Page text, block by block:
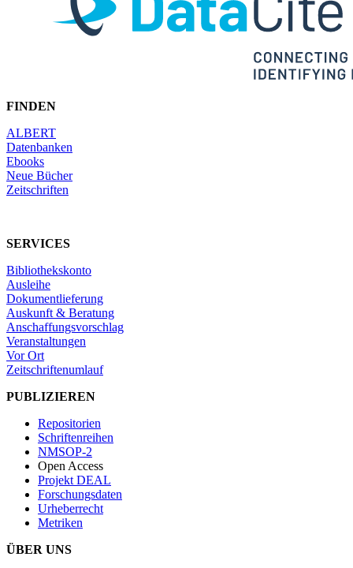
FINDEN
ALBERT
Datenbanken
Ebooks
Neue Bücher
Zeitschriften
SERVICES
Bibliothekskonto
Ausleihe
Dokumentlieferung
Auskunft & Beratung
Anschaffungsvorschlag
Veranstaltungen
Vor Ort
Zeitschriftenumlauf
PUBLIZIEREN
Repositorien
Schriftenreihen
NMSOP-2
Open Access
Projekt DEAL
Forschungsdaten
Urheberrecht
Metriken
ÜBER UNS